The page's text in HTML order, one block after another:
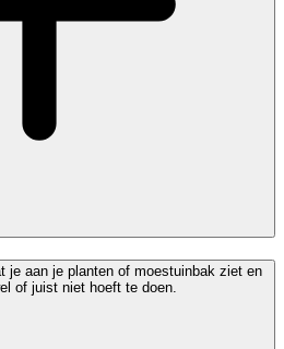
je aan je planten of moestuinbak ziet en
of juist niet hoeft te doen.